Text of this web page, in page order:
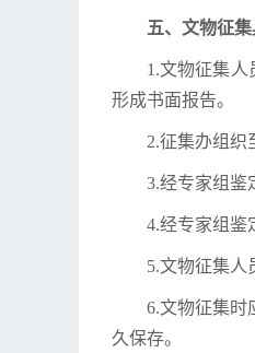
五、文物征
1.文物征集
形成书面报告。
2.征集办组织
3.经专家组鉴
4.经专家组鉴
5.文物征集人
6.文物征集时
久保存。